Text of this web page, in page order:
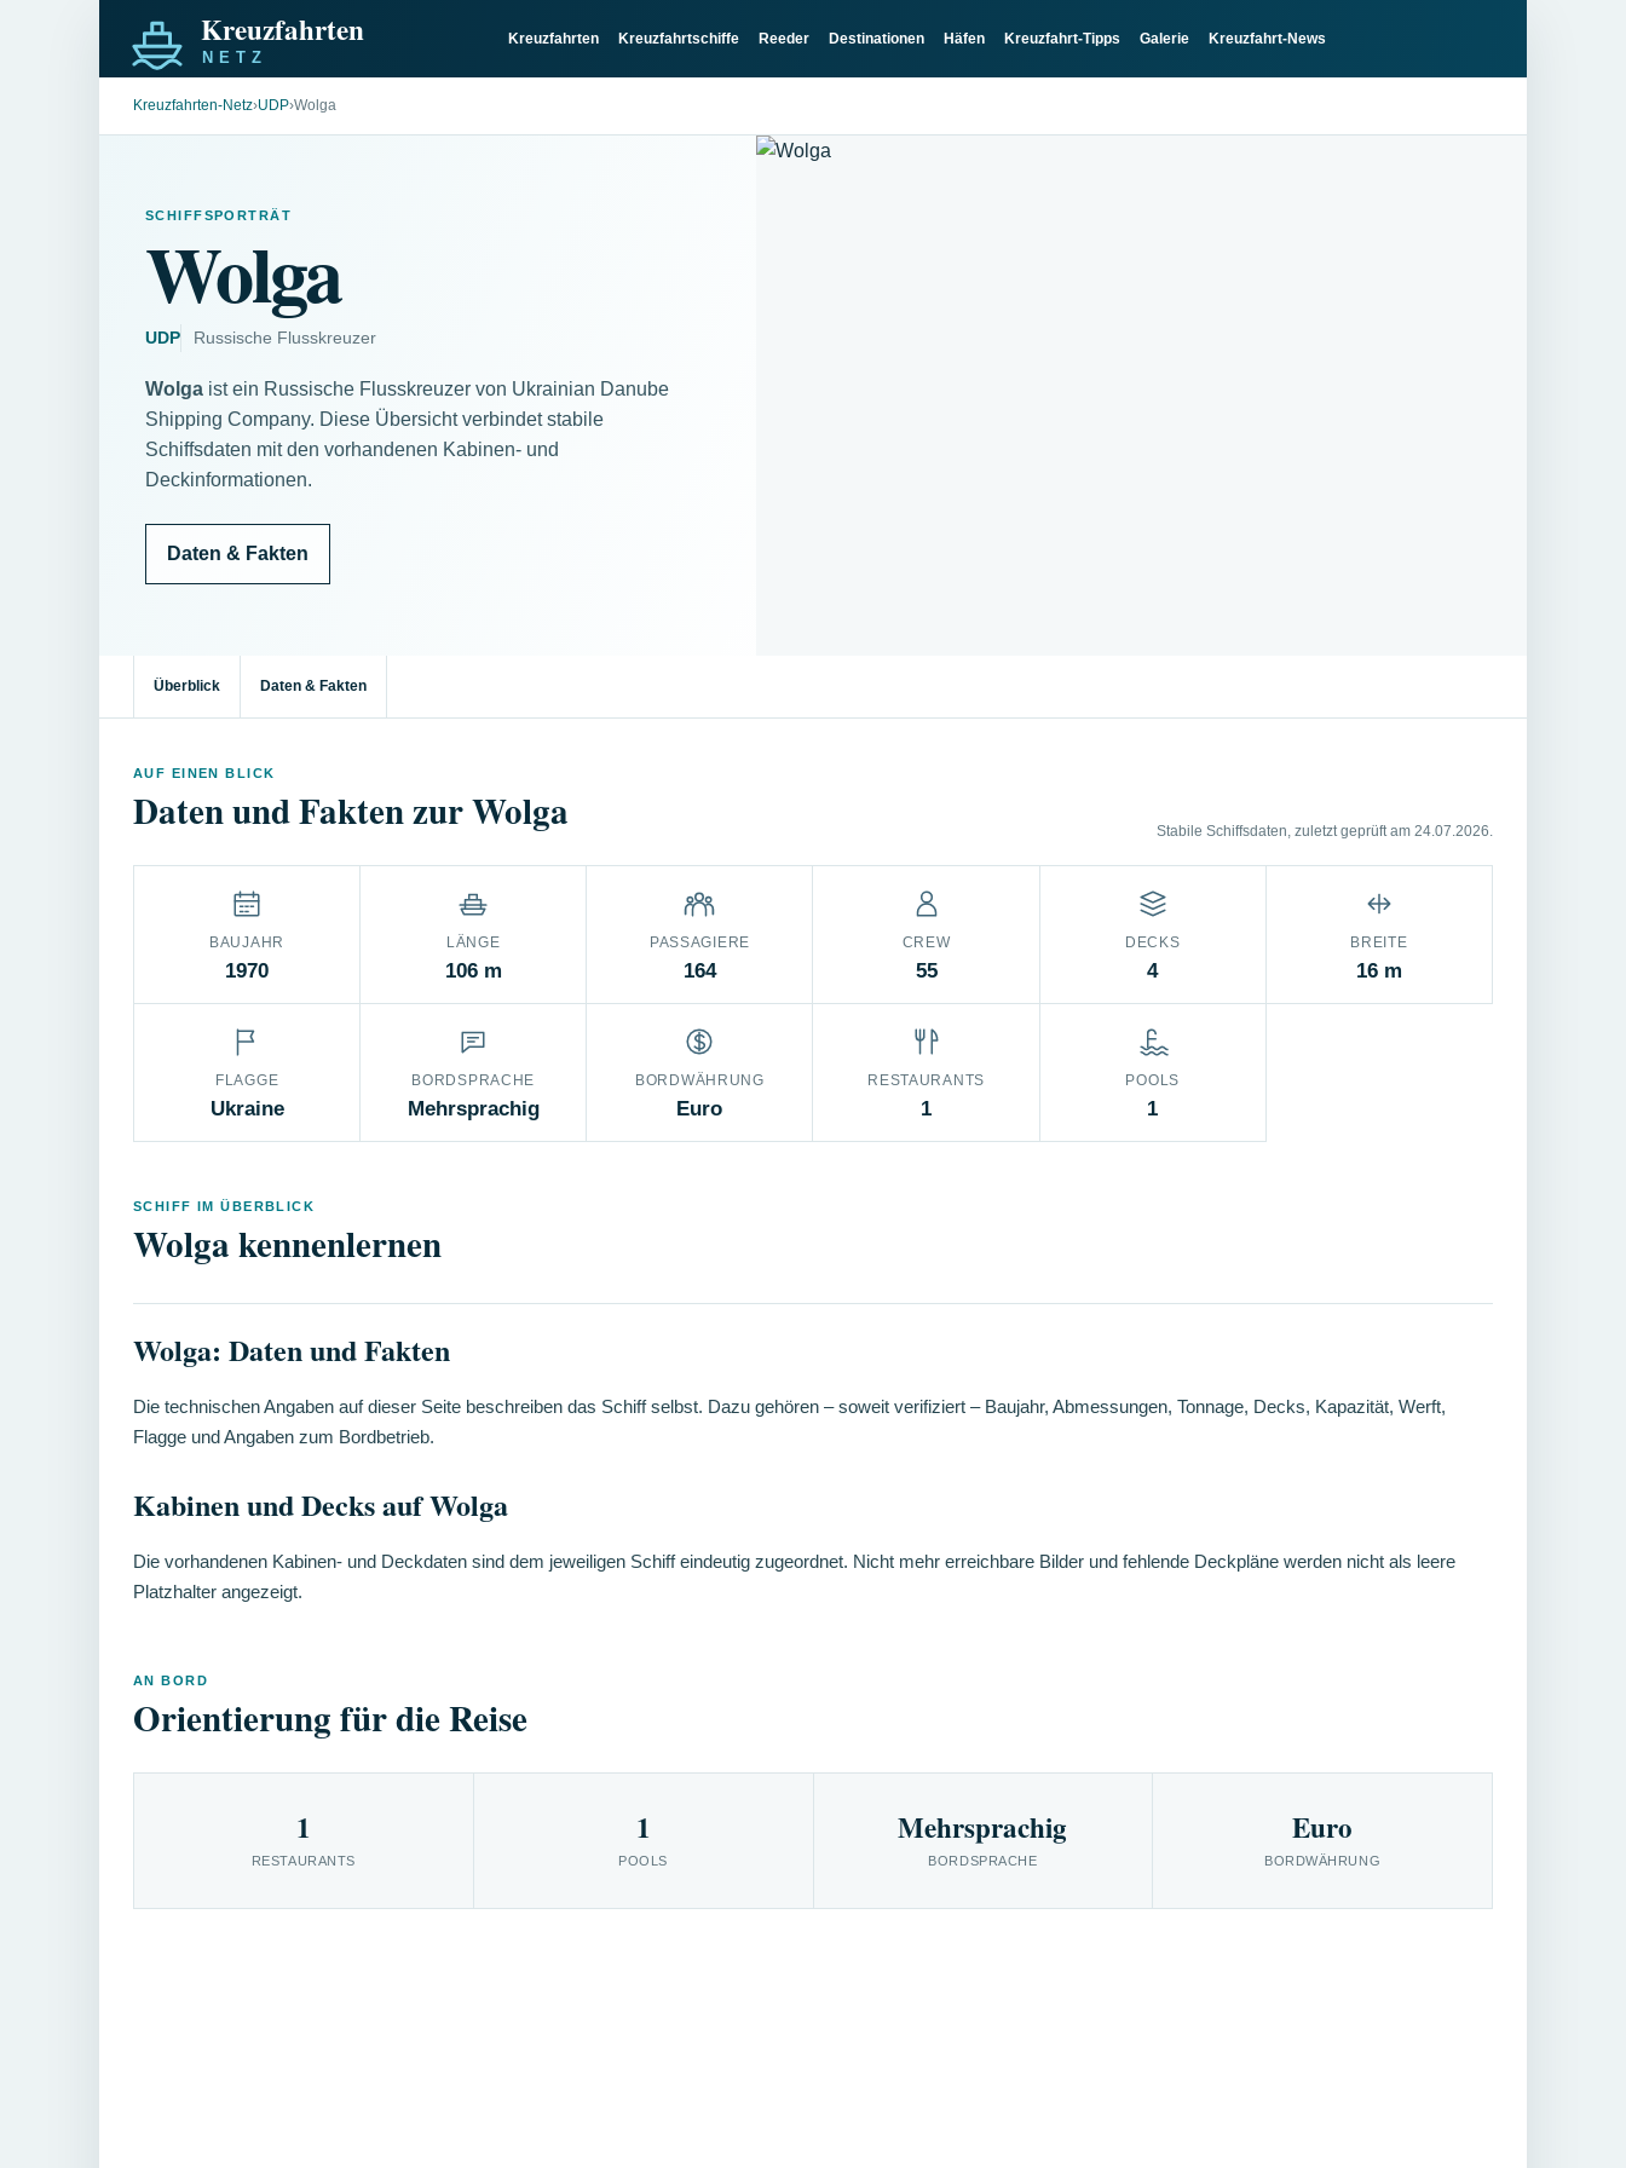
Kreuzfahrten Kreuzfahrtschiffe Reeder Destinationen Häfen Kreuzfahrt-Tipps Galerie Kreuzfahrt-News
Kreuzfahrten-Netz›UDP›Wolga
SCHIFFSPORTRÄT
Wolga
UDP Russische Flusskreuzer
Wolga ist ein Russische Flusskreuzer von Ukrainian Danube
Shipping Company. Diese Übersicht verbindet stabile
Schiffsdaten mit den vorhandenen Kabinen- und
Deckinformationen.
Daten & Fakten
Überblick Daten & Fakten
AUF EINEN BLICK
Daten und Fakten zur Wolga Stabile Schiffsdaten, zuletzt geprüft am 24.07.2026.
BAUJAHR
1970
LÄNGE
106 m
PASSAGIERE
164
CREW
55
DECKS
4
BREITE
16 m
FLAGGE
Ukraine
BORDSPRACHE
Mehrsprachig
BORDWÄHRUNG
Euro
RESTAURANTS
1
POOLS
1
SCHIFF IM ÜBERBLICK
Wolga kennenlernen
Wolga: Daten und Fakten
Die technischen Angaben auf dieser Seite beschreiben das Schiff selbst. Dazu gehören – soweit verifiziert – Baujahr, Abmessungen, Tonnage, Decks, Kapazität, Werft,
Flagge und Angaben zum Bordbetrieb.
Kabinen und Decks auf Wolga
Die vorhandenen Kabinen- und Deckdaten sind dem jeweiligen Schiff eindeutig zugeordnet. Nicht mehr erreichbare Bilder und fehlende Deckpläne werden nicht als leere
Platzhalter angezeigt.
AN BORD
Orientierung für die Reise
1
RESTAURANTS
1
POOLS
Mehrsprachig
BORDSPRACHE
Euro
BORDWÄHRUNG